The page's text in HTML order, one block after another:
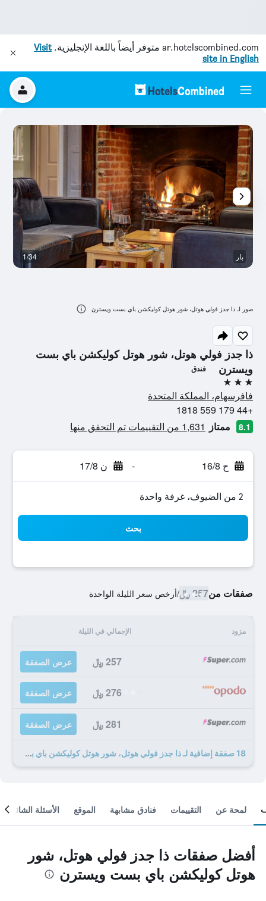
ar.hotelscombined.com متوفر أيضاً باللغة الإنجليزية.Visit
site in English
ذا جدز فولي هوتل، شور هوتل كوليكشن باي بست
ويسترن
فندق
3 نجوم
فافرسهام، المملكة المتحدة
+44 179 559 1818
8.1 ممتاز 1,631 من التقييمات تم التحقق منها
ح 16/8 - ن 17/8
2 من الضيوف، غرفة واحدة
بحث
صفقات من257 ﷼ /أرخص سعر الليلة الواحدة
مزود الإجمالي في الليلة
257 ﷼ عرض الصفقة
276 ﷼ عرض الصفقة
281 ﷼ عرض الصفقة
18 صفقة إضافية لـ ذا جدز فولي هوتل، شور هوتل كوليكشن باي بست ويسترن
بار 1/34
صور لـ ذا جدز فولي هوتل، شور هوتل كوليكشن باي بست ويسترن
لمحة عن التقييمات فنادق مشابهة الموقع الأسئلة الشائعة
أفضل صفقات ذا جدز فولي هوتل، شور
هوتل كوليكشن باي بست ويسترن